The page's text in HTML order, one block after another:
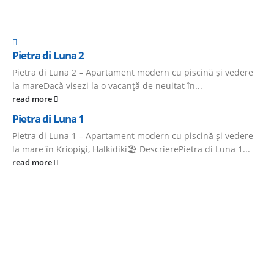
Pietra di Luna 2
Pietra di Luna 2 – Apartament modern cu piscină și vedere
la mareDacă visezi la o vacanță de neuitat în...
read more
Pietra di Luna 1
Pietra di Luna 1 – Apartament modern cu piscină și vedere
la mare în Kriopigi, Halkidiki🏖️ DescrierePietra di Luna 1...
read more